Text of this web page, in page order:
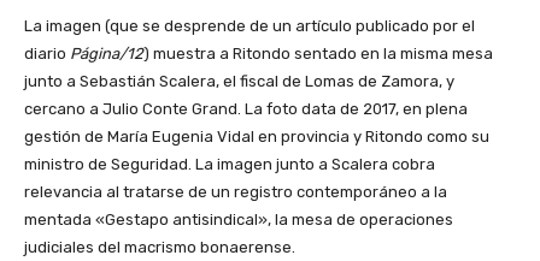
La imagen (que se desprende de un artículo publicado por el
diario Página/12) muestra a Ritondo sentado en la misma mesa
junto a Sebastián Scalera, el fiscal de Lomas de Zamora, y
cercano a Julio Conte Grand. La foto data de 2017, en plena
gestión de María Eugenia Vidal en provincia y Ritondo como su
ministro de Seguridad. La imagen junto a Scalera cobra
relevancia al tratarse de un registro contemporáneo a la
mentada «Gestapo antisindical», la mesa de operaciones
judiciales del macrismo bonaerense.